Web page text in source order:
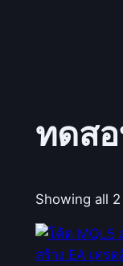
ทดส
Showing all